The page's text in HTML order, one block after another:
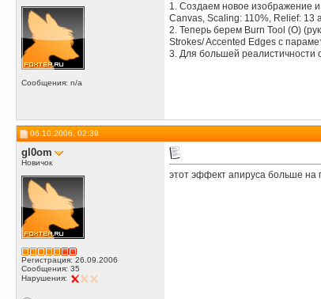
Сообщения: n/a
1. Создаем новое изображение
Canvas, Scaling: 110%, Relief: 13
2. Теперь берем Burn Tool (O)
Strokes/ Accented Edges с
3. Для большей реалистичности
06.10.2006, 02:39
gl0om
Новичок
Регистрация: 26.09.2006
Сообщения: 35
Нарушения:
этот эффект апируса больше на